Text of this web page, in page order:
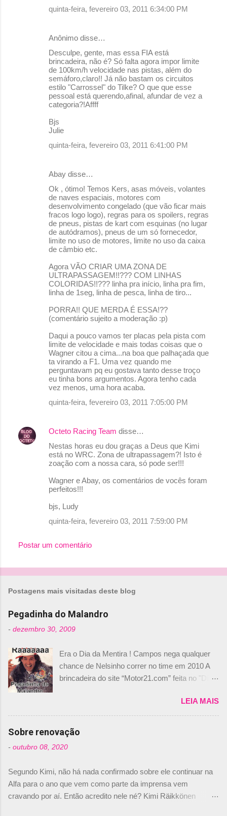
quinta-feira, fevereiro 03, 2011 6:34:00 PM
Anônimo disse…
Desculpe, gente, mas essa FIA está
brincadeira, não é? Só falta agora impor limite
de 100km/h velocidade nas pistas, além do
semáforo,claro!! Já não bastam os circuitos
estilo "Carrossel" do Tilke? O que que esse
pessoal está querendo,afinal, afundar de vez a
categoria?!Affff
Bjs
Julie
quinta-feira, fevereiro 03, 2011 6:41:00 PM
Abay disse…
Ok , ótimo! Temos Kers, asas móveis, volantes
de naves espaciais, motores com
desenvolvimento congelado (que vão ficar mais
fracos logo logo), regras para os spoilers, regras
de pneus, pistas de kart com esquinas (no lugar
de autódramos), pneus de um só fornecedor,
limite no uso de motores, limite no uso da caixa
de câmbio etc.
Agora VÃO CRIAR UMA ZONA DE
ULTRAPASSAGEM!!??? COM LINHAS
COLORIDAS!!??? linha pra início, linha pra fim,
linha de 1seg, linha de pesca, linha de tiro...
PORRA!! QUE MERDA É ESSA!??
(comentário sujeito a moderação :p)
Daqui a pouco vamos ter placas pela pista com
limite de velocidade e mais todas coisas que o
Wagner citou a cima...na boa que palhaçada que
ta virando a F1. Uma vez quando me
perguntavam pq eu gostava tanto desse troço
eu tinha bons argumentos. Agora tenho cada
vez menos, uma hora acaba.
quinta-feira, fevereiro 03, 2011 7:05:00 PM
Octeto Racing Team disse…
Nestas horas eu dou graças a Deus que Kimi
está no WRC. Zona de ultrapassagem?! Isto é
zoação com a nossa cara, só pode ser!!!
Wagner e Abay, os comentários de vocês foram
perfeitos!!!
bjs, Ludy
quinta-feira, fevereiro 03, 2011 7:59:00 PM
Postar um comentário
Postagens mais visitadas deste blog
Pegadinha do Malandro
- dezembro 30, 2009
Era o Dia da Mentira ! Campos nega qualquer
chance de Nelsinho correr no time em 2010 A
brincadeira do site “Motor21.com” feita no "Día
de abril –, afirmando que Nelson Piquet havia
comprado 15% das ações da Campos, dando,
com isso, um lugar no time a Nelsinho Piquet,
foi esclarecida de uma vez por todas por
Daniele Audetto, diretor da escuderia. O
não será o companheiro de Bruno Senna em
2010. "Na verdade, nós recebemos uma oferta
de Piquet", admitiu Audetto. “Mas depois de ter
LEIA MAIS
Sobre renovação
- outubro 08, 2020
Segundo Kimi, não há nada confirmado sobre ele continuar na
Alfa para o ano que vem como parte da imprensa vem
cravando por aí. Então acredito nele né? Kimi Räikkönen